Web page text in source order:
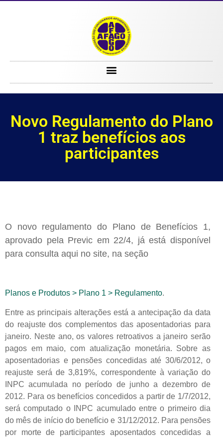
Novo Regulamento do Plano
1 traz benefícios aos
participantes
O novo regulamento do Plano de Benefícios 1,
aprovado pela Previc em 22/4, já está disponível
para consulta aqui no site, na seção
Planos e Produtos > Plano 1 > Regulamento.
Entre as principais alterações está a antecipação da data
do reajuste dos complementos das aposentadorias para
janeiro. Neste ano, os valores retroativos a janeiro serão
pagos em maio, com atualização monetária. Sobre as
aposentadorias e pensões concedidas até 30/6/2012, o
reajuste será de 3,819%, correspondente à variação do
INPC acumulada no período de junho a dezembro de
2012. Para os benefícios concedidos a partir de 1/7/2012,
será computado o INPC acumulado entre o primeiro dia
do mês de início do benefício e 31/12/2012. Para pensões
por morte de participantes aposentados concedidas a